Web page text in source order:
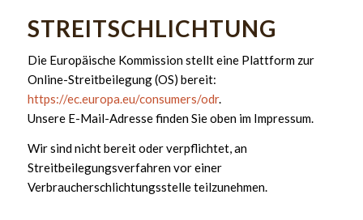
STREITSCHLICHTUNG
Die Europäische Kommission stellt eine Plattform zur
Online-Streitbeilegung (OS) bereit:
https://ec.europa.eu/consumers/odr.
Unsere E-Mail-Adresse finden Sie oben im Impressum.
Wir sind nicht bereit oder verpflichtet, an
Streitbeilegungsverfahren vor einer
Verbraucherschlichtungsstelle teilzunehmen.